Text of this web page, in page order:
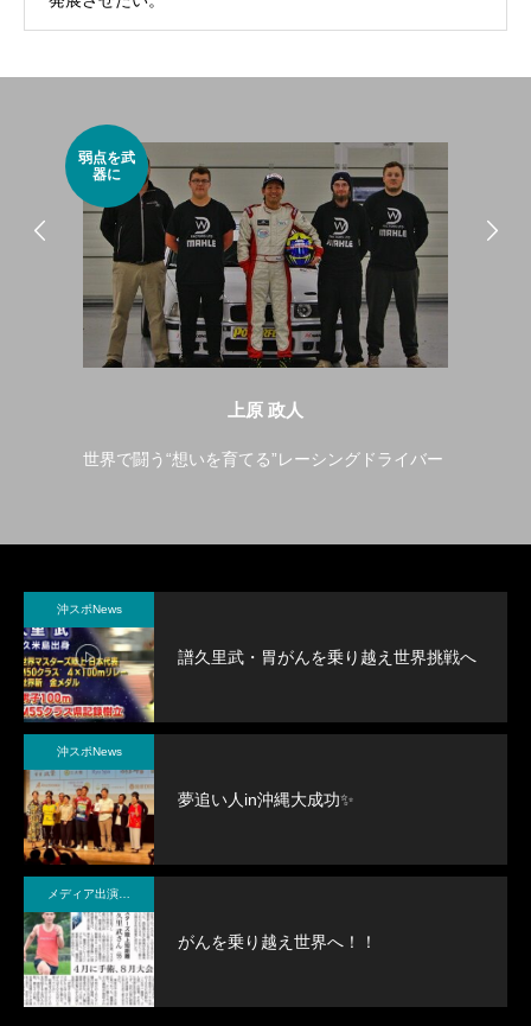
弱点を武
器に
上原 政人
世界で闘う“想いを育てる”レーシングドライバー
沖スポNews
譜久里武・胃がんを乗り越え世界挑戦へ
沖スポNews
夢追い人in沖縄大成功✨
がんを乗り越え世界へ！！